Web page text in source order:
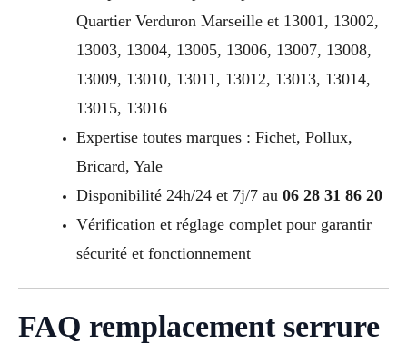
Quartier Verduron Marseille et 13001, 13002,
13003, 13004, 13005, 13006, 13007, 13008,
13009, 13010, 13011, 13012, 13013, 13014,
13015, 13016
Expertise toutes marques : Fichet, Pollux,
Bricard, Yale
Disponibilité 24h/24 et 7j/7 au 06 28 31 86 20
Vérification et réglage complet pour garantir
sécurité et fonctionnement
FAQ remplacement serrure